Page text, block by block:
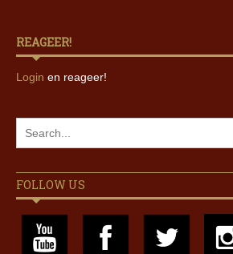
REAGEER!
Login en reageer!
FOLLOW US